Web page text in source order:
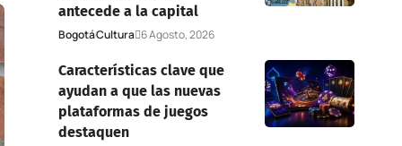
antecede a la capital
BogotáCultura 6 Agosto, 2026
Características clave que
ayudan a que las nuevas
plataformas de juegos
destaquen